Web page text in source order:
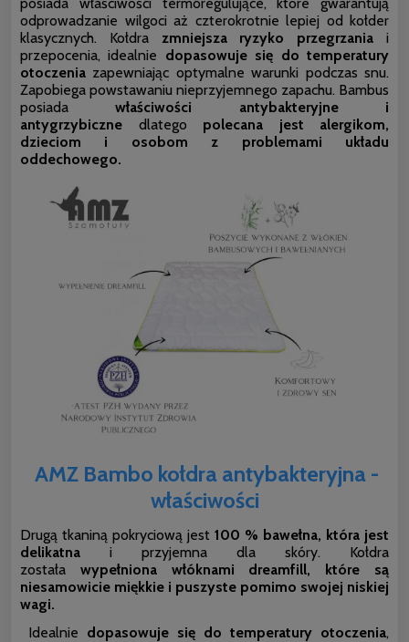
posiada właściwości termoregulujące, które gwarantują
odprowadzanie wilgoci aż czterokrotnie lepiej od kołder
klasycznych. Kołdrazmniejsza ryzyko przegrzania i
przepocenia, idealnie dopasowuje się do temperatury
otoczenia zapewniając optymalne warunki podczas snu.
Zapobiega powstawaniu nieprzyjemnego zapachu. Bambus
posiadawłaściwości antybakteryjne i
antygrzybiczne dlatego polecana jest alergikom,
dzieciom i osobom z problemami układu
oddechowego.
AMZ Bambo kołdra antybakteryjna -
właściwości
Drugą tkaniną pokryciową jest 100 % bawełna, która jest
delikatna i przyjemna dla skóry. Kołdra
została wypełniona włóknami dreamfill, które są
niesamowicie miękkie i puszyste pomimo swojej niskiej
wagi.
Idealnie dopasowuje się do temperatury otoczenia,